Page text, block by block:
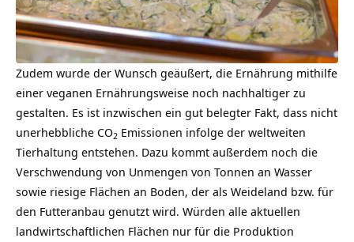
Zudem wurde der Wunsch geäußert, die Ernährung mithilfe
einer veganen Ernährungsweise noch nachhaltiger zu
gestalten. Es ist inzwischen ein gut belegter Fakt, dass nicht
unerhebbliche CO2 Emissionen infolge der weltweiten
Tierhaltung entstehen. Dazu kommt außerdem noch die
Verschwendung von Unmengen von Tonnen an Wasser
sowie riesige Flächen an Boden, der als Weideland bzw. für
den Futteranbau genutzt wird. Würden alle aktuellen
landwirtschaftlichen Flächen nur für die Produktion